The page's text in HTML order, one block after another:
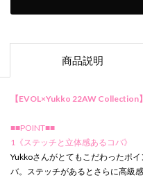
商品説明
【EVOL×Yukko 22AW Collection】
■■POINT■■
1《ステッチと立体感あるコバ》
Yukkoさんがとてもこだわったポ
バ。ステッチがあるとさらに高級